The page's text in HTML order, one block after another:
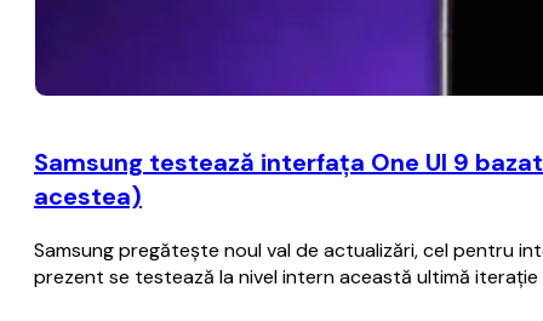
Samsung testează interfaţa One UI 9
acestea)
Samsung pregăteşte noul val de actualizări, cel pentru
prezent se testează la nivel intern această ultimă